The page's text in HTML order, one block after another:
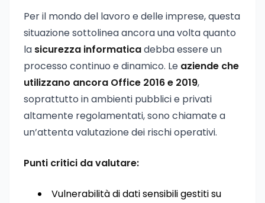
Per il mondo del lavoro e delle imprese, questa
situazione sottolinea ancora una volta quanto
la sicurezza informaticadebba essere un
processo continuo e dinamico. Le aziende che
utilizzano ancora Office 2016 e 2019,
soprattutto in ambienti pubblici e privati
altamente regolamentati, sono chiamate a
un’attenta valutazione dei rischi operativi.
Punti critici da valutare:
Vulnerabilità di dati sensibili gestiti su